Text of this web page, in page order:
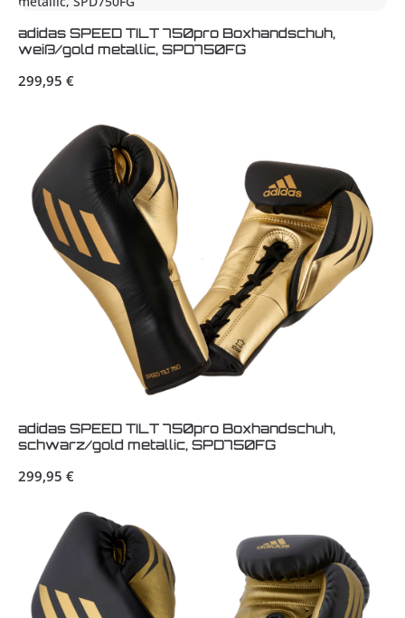
adidas SPEED TILT 750pro Boxhandschuh,
weiß/gold metallic, SPD750FG
Regulärer Preis:
299,95 €
adidas SPEED TILT 750pro Boxhandschuh,
schwarz/gold metallic, SPD750FG
Regulärer Preis:
299,95 €